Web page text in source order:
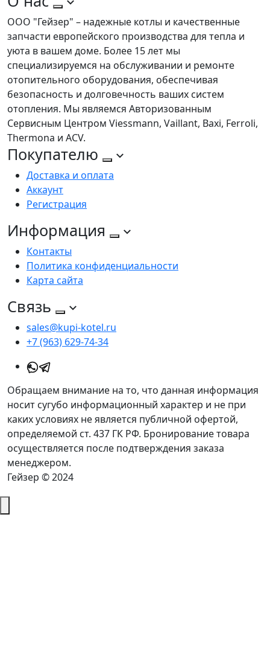
ООО "Гейзер" – надежные котлы и качественные
запчасти европейского производства для тепла и
уюта в вашем доме. Более 15 лет мы
специализируемся на обслуживании и ремонте
отопительного оборудования, обеспечивая
безопасность и долговечность ваших систем
отопления. Мы являемся Авторизованным
Сервисным Центром Viessmann, Vaillant, Baxi, Ferroli,
Thermona и ACV.
Покупателю
Доставка и оплата
Аккаунт
Регистрация
Информация
Контакты
Политика конфиденциальности
Карта сайта
Связь
sales@kupi-kotel.ru
+7 (963) 629-74-34
Обращаем внимание на то, что данная информация
носит сугубо информационный характер и не при
каких условиях не является публичной офертой,
определяемой ст. 437 ГК РФ. Бронирование товара
осуществляется после подтверждения заказа
менеджером.
Гейзер © 2024